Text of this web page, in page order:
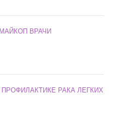
ВРАЧИ
РАКА ЛЕГКИХ